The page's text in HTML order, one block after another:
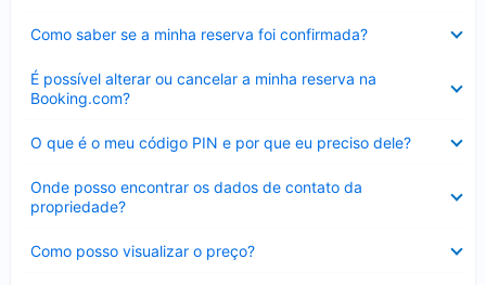
Como saber se a minha reserva foi confirmada?
É possível alterar ou cancelar a minha reserva na
Booking.com?
Contraído
O que é o meu código PIN e por que eu preciso dele?
Onde posso encontrar os dados de contato da
propriedade?
Como posso visualizar o preço?